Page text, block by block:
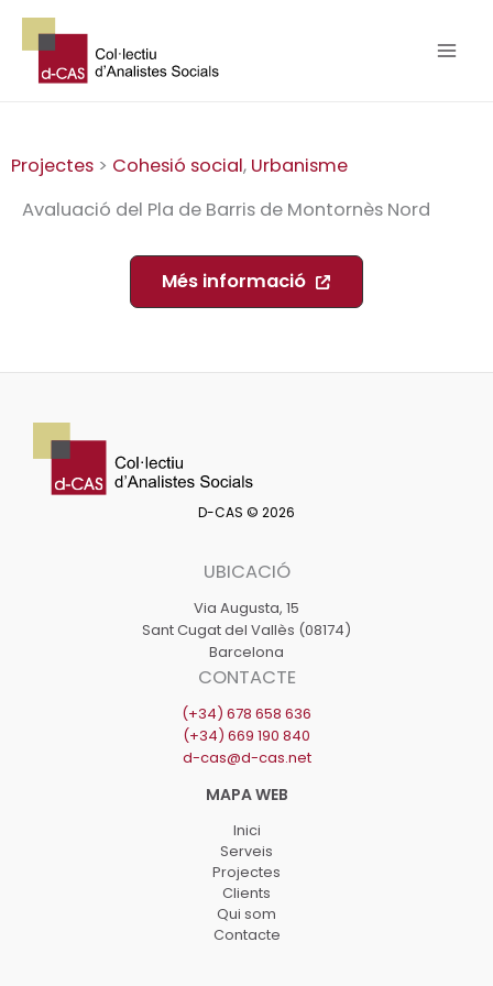
Vés
contingut
Projectes > Cohesió social, Urbanisme
Avaluació del Pla de Barris de Montornès Nord
Més informació
D-CAS © 2026
UBICACIÓ
Via Augusta, 15
Sant Cugat del Vallès (08174)
Barcelona
CONTACTE
(+34) 678 658 636
(+34) 669 190 840
d-cas@d-cas.net
Inici
Serveis
Projectes
Clients
Qui som
Contacte